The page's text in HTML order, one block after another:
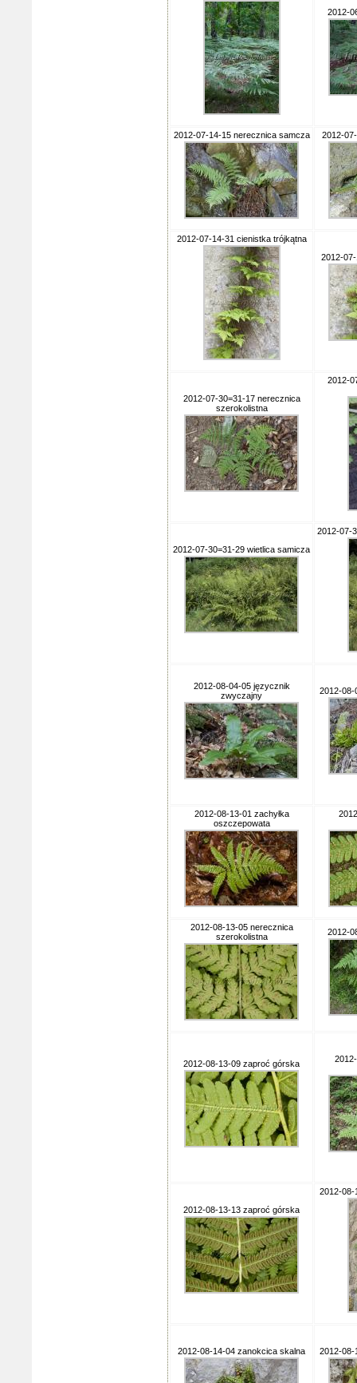
2012-
2012-07-14-15 nerecznica samcza 2012-
2012-07-14-31 cienistka trójkątna
2012-
2012-07-30=31-17 nerecznica
szerokolistna
2012-
2012-07-30=31-29 wietlica samicza
2012-07-
2012-08-04-05 języcznik
zwyczajny
2012-08-
2012-08-13-01 zachyłka
oszczepowata
2012-08-13-05 nerecznica
szerokolistna
2012-
2012-08-13-09 zaproć górska
2012-08-13-13 zaproć górska
2012-08-
2012-08-14-04 zanokcica skalna 2012-08-